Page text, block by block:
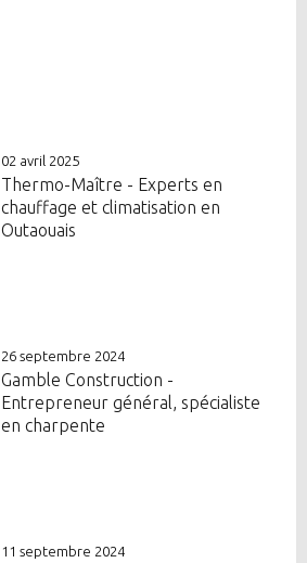
02 avril 2025
Thermo-Maître - Experts en
chauffage et climatisation en
Outaouais
26 septembre 2024
Gamble Construction -
Entrepreneur général, spécialiste
en charpente
11 septembre 2024